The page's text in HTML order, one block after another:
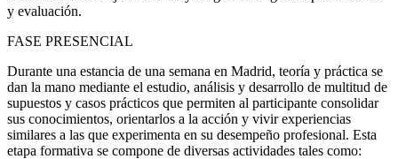
y evaluación.
FASE PRESENCIAL
Durante una estancia de una semana en Madrid, teoría y práctica se
dan la mano mediante el estudio, análisis y desarrollo de multitud de
supuestos y casos prácticos que permiten al participante consolidar
sus conocimientos, orientarlos a la acción y vivir experiencias
similares a las que experimenta en su desempeño profesional. Esta
etapa formativa se compone de diversas actividades tales como: